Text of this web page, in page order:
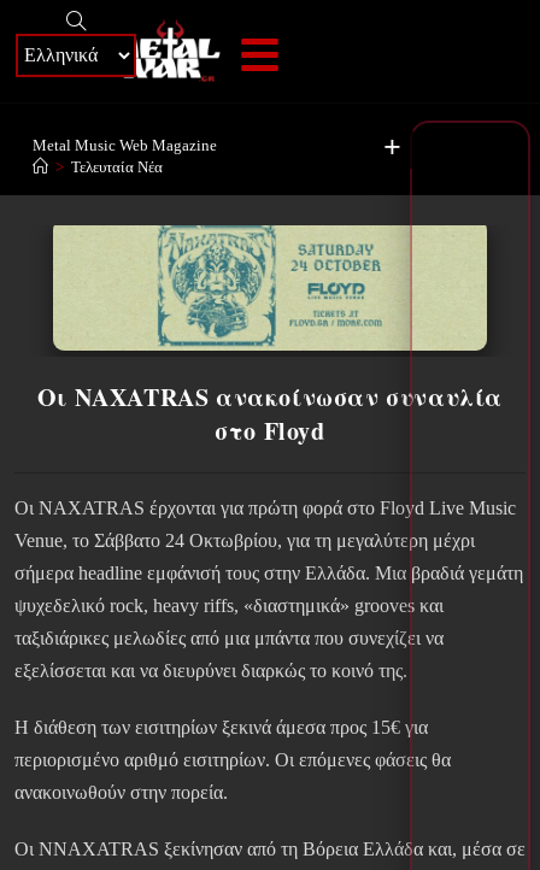
+
Metal Music Web Magazine
> Τελευταία Νέα
Οι NAXATRAS ανακοίνωσαν συναυλία
στο Floyd
Οι NAXATRAS έρχονται για πρώτη φορά στο Floyd Live Music
Venue, το Σάββατο 24 Οκτωβρίου, για τη μεγαλύτερη μέχρι
σήμερα headline εμφάνισή τους στην Ελλάδα. Μια βραδιά γεμάτη
ψυχεδελικό rock, heavy riffs, «διαστημικά» grooves και
ταξιδιάρικες μελωδίες από μια μπάντα που συνεχίζει να
εξελίσσεται και να διευρύνει διαρκώς το κοινό της.
Η διάθεση των εισιτηρίων ξεκινά άμεσα προς 15€ για
περιορισμένο αριθμό εισιτηρίων. Οι επόμενες φάσεις θα
ανακοινωθούν στην πορεία.
Οι NNAXATRAS ξεκίνησαν από τη Βόρεια Ελλάδα και, μέσα σε